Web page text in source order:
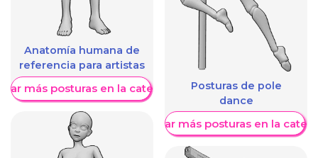
Anatomía humana de
referencia para artistas
más posturas en la categoría
Posturas de pole
dance
Mostrar más posturas en la